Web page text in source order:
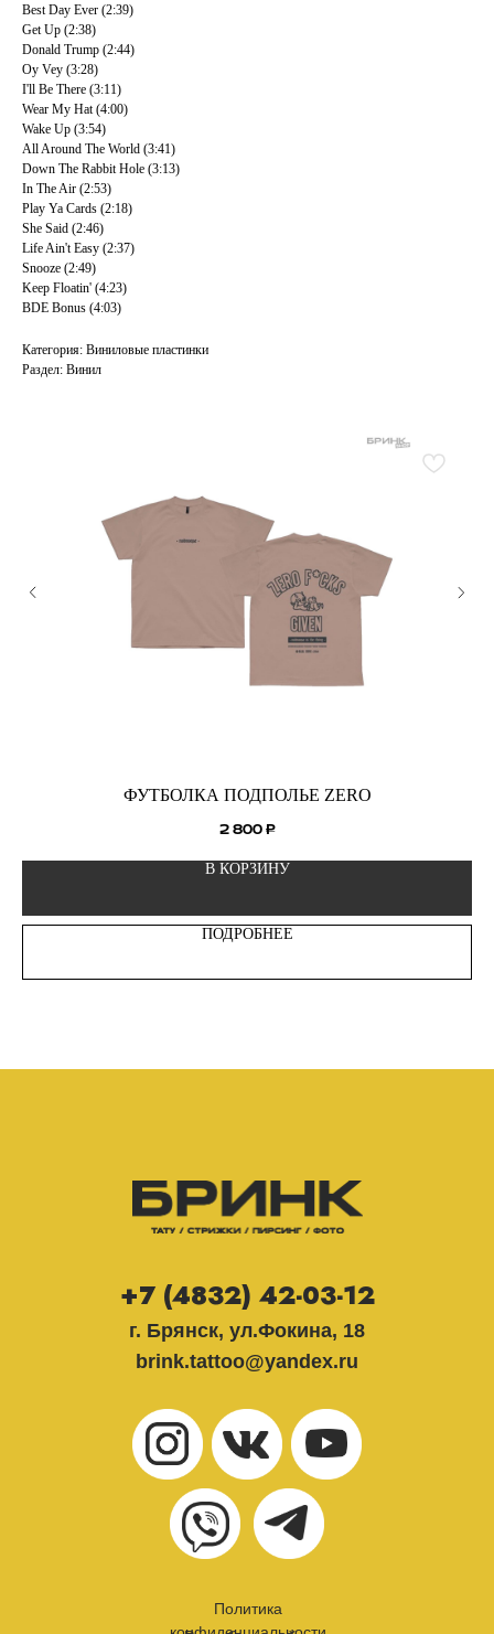
Best Day Ever (2:39)
Get Up (2:38)
Donald Trump (2:44)
Oy Vey (3:28)
I'll Be There (3:11)
Wear My Hat (4:00)
Wake Up (3:54)
All Around The World (3:41)
Down The Rabbit Hole (3:13)
In The Air (2:53)
Play Ya Cards (2:18)
She Said (2:46)
Life Ain't Easy (2:37)
Snooze (2:49)
Keep Floatin' (4:23)
BDE Bonus (4:03)
Категория: Виниловые пластинки
Раздел: Винил
ФУТБОЛКА ПОДПОЛЬЕ ZERO
2 800 ₽
В КОРЗИНУ
ПОДРОБНЕЕ
г. Брянск, ул.Фокина, 18
brink.tattoo@yandex.ru
+7 (4832) 42-03-12
Политика